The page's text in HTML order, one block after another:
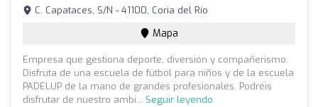
C. Capataces, S/N - 41100, Coria del Río
Mapa
Empresa que gestiona deporte, diversión y compañerismo.
Disfruta de una escuela de fútbol para niños y de la escuela
PADELUP de la mano de grandes profesionales. Podréis
disfrutar de nuestro ambi... Seguir leyendo